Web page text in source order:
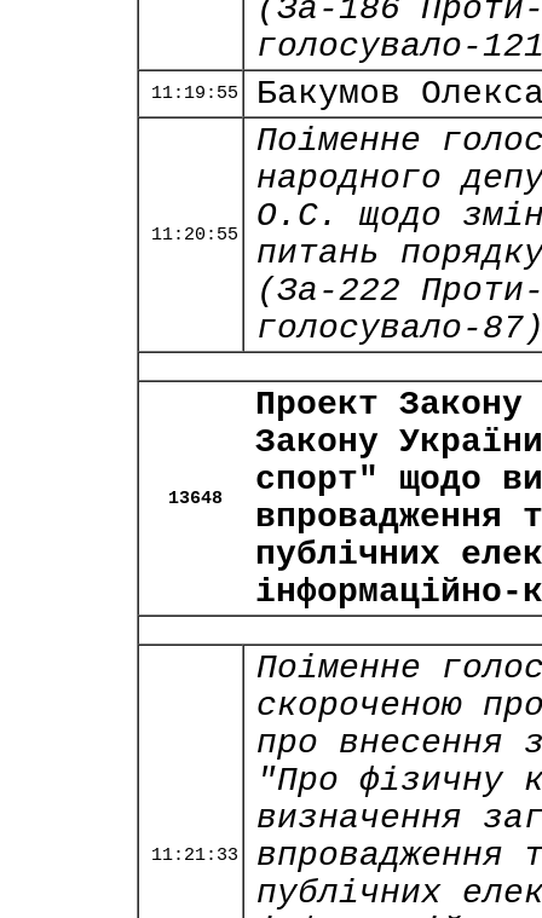
(За-186
голосувало-
11:19:55 Бакумов
11:20:55
Поіменне
народного
О.С. щодо
питань
(За-222
голосувало-
13648
Проект
Закону
спорт" щодо
впровадження
публічних
інформаційно-
11:21:33
Поіменне
скороченою
про внесення
"Про фізичну
визначення
впровадження
публічних